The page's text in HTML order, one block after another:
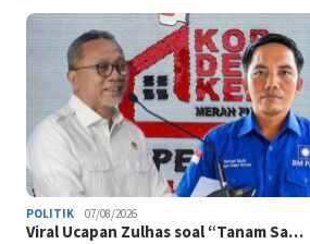
POLITIK 07/08/2026
Viral Ucapan Zulhas soal “Tanam Sa…